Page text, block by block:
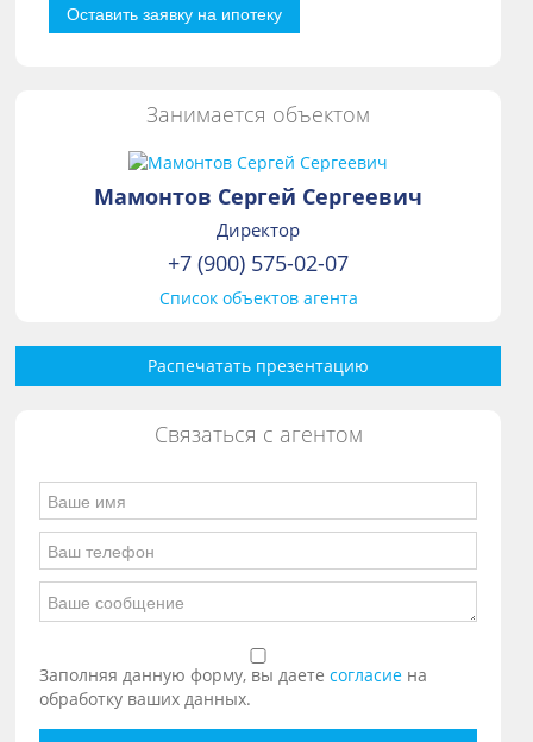
Оставить заявку на ипотеку
Занимается объектом
Мамонтов Сергей Сергеевич
Директор
+7 (900) 575-02-07
Список объектов агента
Распечатать презентацию
Связаться с агентом
Заполняя данную форму, вы даетесогласие на
обработку ваших данных.